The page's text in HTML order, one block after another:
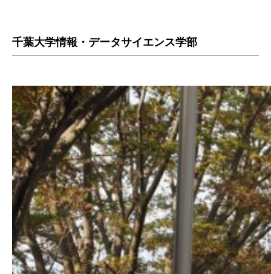
千葉大学情報・データサイエンス学部